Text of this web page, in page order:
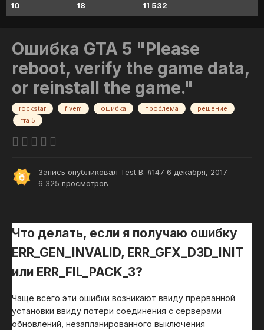
10 18 11 532
Ошибка GTA 5 "Please
reboot, verify the game data,
or reinstall the game."
rockstar fivem ошибка проблема
решение
гта 5
Запись опубликовал Test B. #147 6 декабря, 2017
6 325 просмотров
Что делать, если я получаю ошибку
ERR_GEN_INVALID, ERR_GFX_D3D_INIT
или ERR_FIL_PACK_3?
Чаще всего эти ошибки возникают ввиду прерванной
установки ввиду потери соединения с серверами
обновлений, незапланированного выключения